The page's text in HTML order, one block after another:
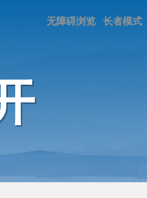
长者模式
无障碍浏览